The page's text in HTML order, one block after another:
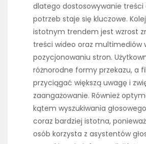
dlatego dostosowywanie treści
potrzeb staje się kluczowe.
istotnym trendem jest wzrost
treści wideo oraz multimediów
pozycjonowaniu stron.
różnorodne formy przekazu, a
przyciągać większą uwagę i
zaangażowanie. Również
kątem wyszukiwania
coraz bardziej istotna,
osób korzysta z asystentów